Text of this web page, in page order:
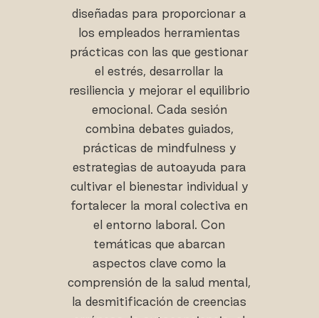
diseñadas para proporcionar a
los empleados herramientas
prácticas con las que gestionar
el estrés, desarrollar la
resiliencia y mejorar el equilibrio
emocional. Cada sesión
combina debates guiados,
prácticas de mindfulness y
estrategias de autoayuda para
cultivar el bienestar individual y
fortalecer la moral colectiva en
el entorno laboral. Con
temáticas que abarcan
aspectos clave como la
comprensión de la salud mental,
la desmitificación de creencias